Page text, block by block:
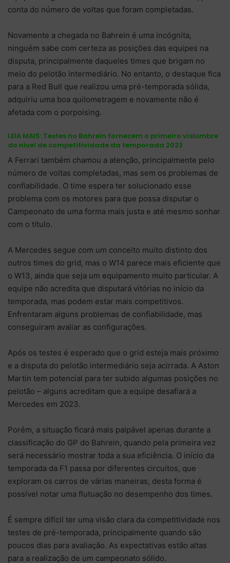
conta do número de voltas que foram completadas.
Novamente a chegada no Bahrein é uma incógnita,
ninguém sabe com certeza as posições das equipes na
disputa, principalmente daqueles times que brigam no
meio do pelotão intermediário. No entanto, o destaque fica
para a Red Bull que realizou uma pré-temporada sólida,
adquiriu uma boa quilometragem e novamente não é
afetada com o porpoising.
LEIA MAIS: Testes no Bahrein fornecem o primeiro vislumbre
do nível de competitividade da temporada 2023
A Ferrari também chamou a atenção, principalmente pelo
número de voltas completadas, mas sem os problemas de
confiabilidade. O time espera ter solucionado esse
problema com os motores para que possa disputar o
Campeonato de uma forma mais justa e até mesmo sonhar
com o título.
A Mercedes segue com um conceito muito distinto dos
outros times do grid, mas o W14 parece mais eficiente que
o W13, ainda que seja um equipamento muito particular. A
equipe não acredita que disputará vitórias no início da
temporada, mas podem estar mais competitivos.
Enfrentaram alguns problemas de confiabilidade, mas
conseguiram avaliar as configurações.
Após os testes é esperado que o grid esteja mais próximo
e a disputa do pelotão intermediário seja acirrada. A Aston
Martin tem potencial para ter subido algumas posições no
pelotão – alguns acreditam que a equipe desafiará a
Mercedes em 2023.
Porém, a situação ficará mais palpável apenas durante a
classificação do GP do Bahrein, quando pela primeira vez
será necessário mostrar toda a sua eficiência. O início da
temporada da F1 passa por diferentes circuitos, que
exploram os carros de várias maneiras, desta forma é
possível notar uma flutuação no desempenho dos times.
É sempre difícil ter uma visão clara da competitividade nos
testes de pré-temporada, principalmente quando são
poucos dias para avaliação. As expectativas estão altas
para a realização de um campeonato sólido.